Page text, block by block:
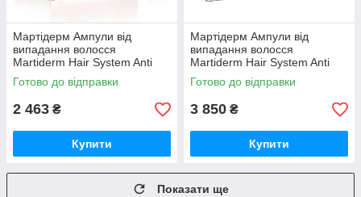
Мартідерм Ампули від
випадання волосся
Martiderm Hair System Anti
Hair-loss Ampoules, 14 шт по
3 мл
Готово до відправки
2 463 ₴
Купити
Мартідерм Ампули від
випадання волосся
Martiderm Hair System Anti
Hair-loss Ampoules, 28 шт по
3 мл
Готово до відправки
3 850 ₴
Купити
Показати ще